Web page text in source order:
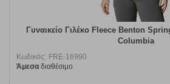
Γυναικείο Γιλέκο Fleece Benton
Columbia
Κωδικός: FRE-16990
Άμεσα διαθέσιμο